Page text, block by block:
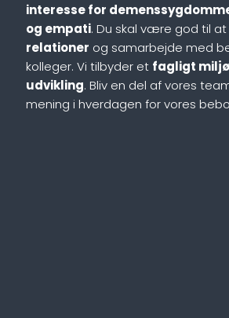
interesse for
og empati. Du skal være god til at
relationer og samarbejde med
kolleger. Vi tilbyder et fagligt
udvikling. Bliv en del af vores
mening i hverdagen for vores